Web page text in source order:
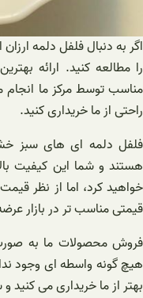
اگر به دنبال فلفل دلمه
را مطالعه کنید. ارائه
مناسب توسط مرکز ما
راحتی از ما خریداری کنید.
فلفل دلمه ای های سبز
هستند و شما این کیفیت
خواهید کرد، اما از نظر
قیمتی مناسب تر در بازار
فروش محصولات ما به
هیچ گونه واسطه ای وجود
بهتر از ما خریداری می